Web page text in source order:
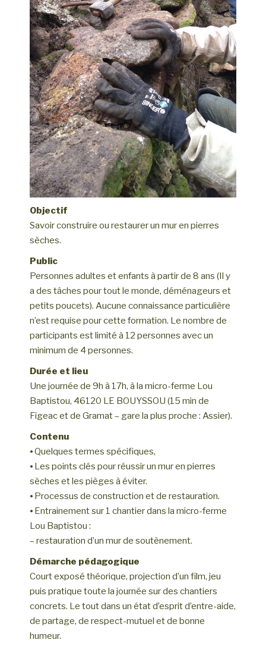
Objectif
Savoir construire ou restaurer un mur en pierres
sèches.
Public
Personnes adultes et enfants à partir de 8 ans (Il y
a des tâches pour tout le monde, déménageurs et
petits poucets). Aucune connaissance particulière
n’est requise pour cette formation. Le nombre de
participants est limité à 12 personnes avec un
minimum de 4 personnes.
Durée et lieu
Une journée de 9h à 17h, à la micro-ferme Lou
Baptistou, 46120 LE BOUYSSOU (15 min de
Figeac et de Gramat – gare la plus proche : Assier).
Contenu
⦁ Quelques termes spécifiques,
⦁ Les points clés pour réussir un mur en pierres
sèches et les pièges à éviter.
⦁ Processus de construction et de restauration.
⦁ Entrainement sur 1 chantier dans la micro-ferme
Lou Baptistou :
– restauration d’un mur de soutènement.
Démarche pédagogique
Court exposé théorique, projection d’un film, jeu
puis pratique toute la journée sur des chantiers
concrets. Le tout dans un état d’esprit d’entre-aide,
de partage, de respect-mutuel et de bonne
humeur.